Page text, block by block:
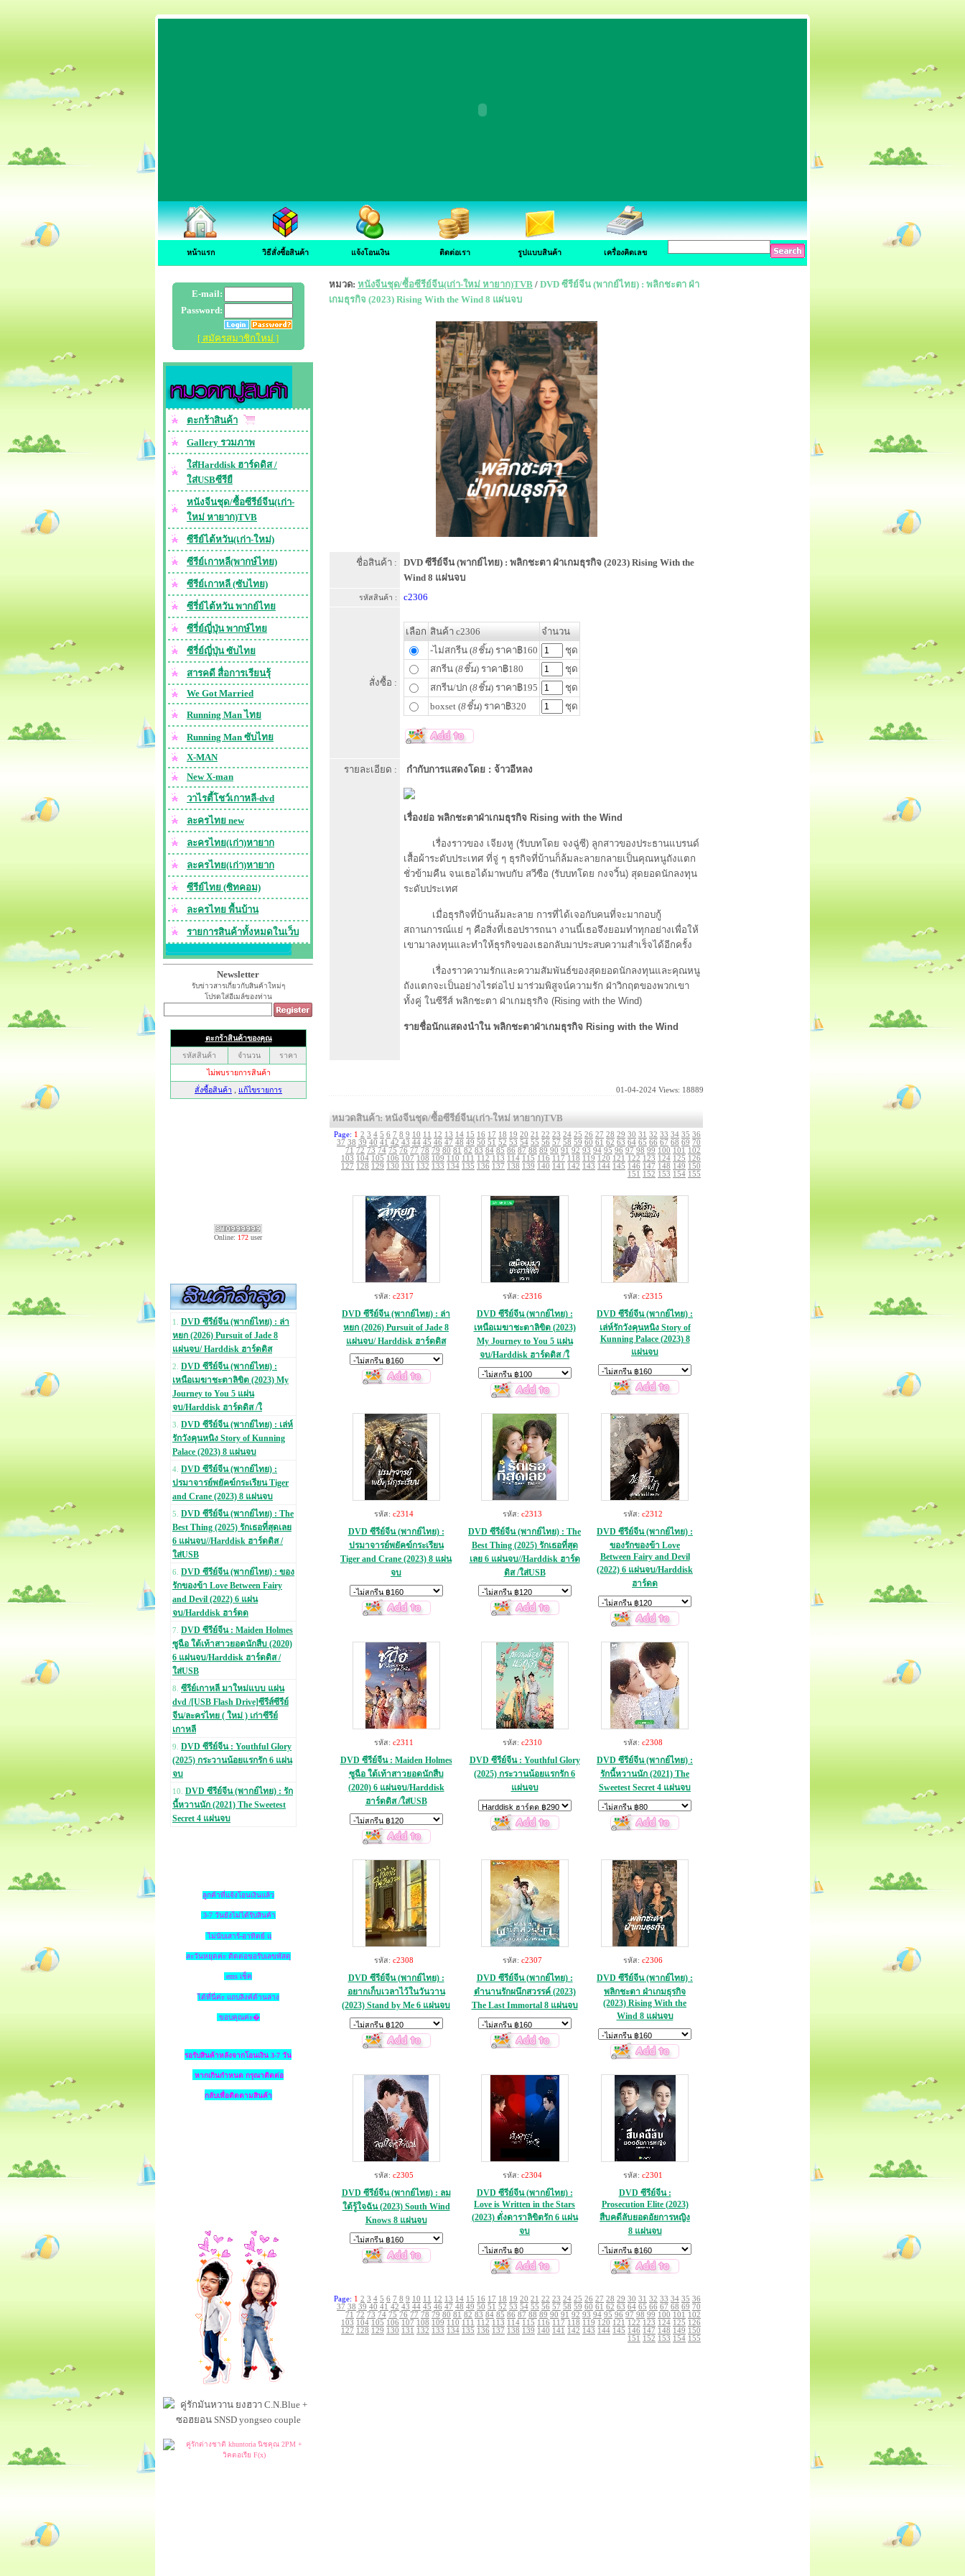
หน้าแรก วิธีสั่งซื้อสินค้า แจ้งโอนเงิน ติดต่อเรา รูปแบบสินค้า เครื่องคิดเลข
E-mail:
Password:
[ สมัครสมาชิกใหม่ ]
ตะกร้าสินค้า
Gallery รวมภาพ
ใส่Harddisk ฮาร์ดดิส /
ใส่USBซีรียื
หนังจีนชุด/ซื้อซีรีย์จีน(เก่า-
ใหม่ หายาก)TVB
ซีรีย์ไต้หวัน(เก่า-ใหม่)
ซีรีย์เกาหลี(พากษ์ไทย)
ซีรีย์เกาหลี (ซับไทย)
ซีรี่ย์ไต้หวัน พากย์ไทย
ซีรี่ย์ญี่ปุ่น พากษ์ไทย
ซีรี่ย์ญี่ปุ่น ซับไทย
สารคดี สื่อการเรียนรุ้
We Got Married
Running Man ไทย
Running Man ซับไทย
X-MAN
New X-man
วาไรตี้โชว์เกาหลี-dvd
ละครไทย new
ละครไทย(เก่า)หายาก
ละครไทย(เก่า)หายาก
ซีรีย์ไทย (ซิทคอม)
ละครไทย พื้นบ้าน
รายการสินค้าทั้งหมดในเว็บ
Newsletter
รับข่าวสารเกี่ยวกับสินค้าใหม่ๆ
โปรดใส่อีเมล์ของท่าน
Online: 172 user
1. DVD ซีรีย์จีน (พากย์ไทย) : ล่า
หยก (2026) Pursuit of Jade 8
แผ่นจบ/ Harddisk ฮาร์ดดิส
2. DVD ซีรีย์จีน (พากย์ไทย) :
เหนือเมฆาชะตาลิขิต (2023) My
Journey to You 5 แผ่น
จบ/Harddisk ฮาร์ดดิส /ใ
3. DVD ซีรีย์จีน (พากย์ไทย) : เล่ห์
รักวังคุนหนิง Story of Kunning
Palace (2023) 8 แผ่นจบ
4. DVD ซีรีย์จีน (พากย์ไทย) :
ปรมาจารย์พยัคฆ์กระเรียน Tiger
and Crane (2023) 8 แผ่นจบ
5. DVD ซีรีย์จีน (พากย์ไทย) : The
Best Thing (2025) รักเธอที่สุดเลย
6 แผ่นจบ//Harddisk ฮาร์ดดิส /
ใส่USB
6. DVD ซีรีย์จีน (พากย์ไทย) : ของ
รักของข้า Love Between Fairy
and Devil (2022) 6 แผ่น
จบ/Harddisk ฮาร์ดด
7. DVD ซีรีย์จีน : Maiden Holmes
ซูฉือ ใต้เท้าสาวยอดนักสืบ (2020)
6 แผ่นจบ/Harddisk ฮาร์ดดิส /
ใส่USB
8. ซีรีย์เกาหลี มาใหม่แบบ แผ่น
dvd /[USB Flash Drive]ซีรีส์ซีรีย์
จีน/ละครไทย ( ใหม่ ) เก่าซีรีย์
เกาหลี
9. DVD ซีรีย์จีน : Youthful Glory
(2025) กระวานน้อยแรกรัก 6 แผ่น
จบ
10. DVD ซีรีย์จีน (พากย์ไทย) : รัก
นี้หวานนัก (2021) The Sweetest
Secret 4 แผ่นจบ
ลูกค้าที่แจ้งโอนเงินแล้ว
3-7 วันยังไม่ได้รับสินค้า
ไม่นับเสาร์-อาทิตย์ แ
ละวันหยุดค่ะ ติดต่อขอรับเลขพัสดุ
ems เช็ค
ได้ที่นี่ค่ะ แถบลิงค์ด้านล่าง
ขอบคุณค่ะ�
รอรับสินค้าหลังจากโอนเงิน 3-7 วัน
หากเกินกำหนด กรุณาติดต่อ
กลับเพื่อติดตามสินค้า
หมวด: หนังจีนชุด/ซื้อซีรีย์จีน(เก่า-ใหม่ หายาก)TVB / DVD ซีรีย์จีน (พากย์ไทย) : พลิกชะตา ฝ่า
เกมธุรกิจ (2023) Rising With the Wind 8 แผ่นจบ
ชื่อสินค้า :
DVD ซีรีย์จีน (พากย์ไทย) : พลิกชะตา ฝ่าเกมธุรกิจ (2023) Rising With the
Wind 8 แผ่นจบ
รหัสสินค้า : c2306
สั่งซื้อ :
เลือก สินค้า c2306
จำนวน
-ไม่สกรีน (8ชิ้น) ราคา฿160
ชุด
สกรีน (8ชิ้น) ราคา฿180
ชุด
สกรีน/ปก (8ชิ้น) ราคา฿195
ชุด
boxset (8ชิ้น) ราคา฿320 ชุด
รายละเอียด : กำกับการแสดงโดย : จ้าวอีหลง
เรื่องย่อ พลิกชะตาฝ่าเกมธุรกิจ Rising with the Wind
เรื่องราวของ เจียงหู (รับบทโดย จงฉู่ซี) ลูกสาวของประธานแบรนด์
เสื้อผ้าระดับประเทศ ที่จู่ ๆ ธุรกิจที่บ้านก็ล้มละลายกลายเป็นคุณหนูถังแตก
ชั่วข้ามคืน จนเธอได้มาพบกับ สวีซือ (รับบทโดย กงจวิ้น) สุดยอดนักลงทุน
ระดับประเทศ
เมื่อธุรกิจที่บ้านล้มละลาย การที่ได้เจอกับคนที่จะมากอบกู้
สถานการณ์แย่ ๆ คือสิ่งที่เธอปรารถนา งานนี้เธอจึงยอมทำทุกอย่างเพื่อให้
เขามาลงทุนและทำให้ธุรกิจของเธอกลับมาประสบความสำเร็จได้อีกครั้ง
เรื่องราวความรักและความสัมพันธ์ของสุดยอดนักลงทุนและคุณหนู
ถังแตกจะเป็นอย่างไรต่อไป มาร่วมพิสูจน์ความรัก ฝ่าวิกฤตของพวกเขา
ทั้งคู่ ในซีรีส์ พลิกชะตา ฝ่าเกมธุรกิจ (Rising with the Wind)
รายชื่อนักแสดงนำใน พลิกชะตาฝ่าเกมธุรกิจ Rising with the Wind
01-04-2024 Views: 18889
หมวดสินค้า: หนังจีนชุด/ซื้อซีรีย์จีน(เก่า-ใหม่ หายาก)TVB
Page: 1 2 3 4 5 6 7 8 9 10 11 12 13 14 15 16 17 18 19 20 21 22 23 24 25 26 27 28 29 30 31 32 33 34 35 36
37 38 39 40 41 42 43 44 45 46 47 48 49 50 51 52 53 54 55 56 57 58 59 60 61 62 63 64 65 66 67 68 69 70
71 72 73 74 75 76 77 78 79 80 81 82 83 84 85 86 87 88 89 90 91 92 93 94 95 96 97 98 99 100 101
102
103 104 105 106 107 108 109 110 111 112 113 114 115 116 117 118 119 120 121 122 123 124 125 126
127 128 129 130 131 132 133 134 135 136 137 138 139 140 141 142 143 144 145 146 147 148 149 150
151
152 153 154 155
รหัส: c2317
DVD ซีรีย์จีน (พากย์ไทย) : ล่า
หยก (2026) Pursuit of Jade 8
แผ่นจบ/ Harddisk ฮาร์ดดิส
รหัส: c2316
DVD ซีรีย์จีน (พากย์ไทย) :
เหนือเมฆาชะตาลิขิต (2023)
My Journey to You 5 แผ่น
จบ/Harddisk ฮาร์ดดิส /ใ
รหัส: c2315
DVD ซีรีย์จีน (พากย์ไทย) :
เล่ห์รักวังคุนหนิง Story of
Kunning Palace (2023) 8
แผ่นจบ
รหัส: c2314
DVD ซีรีย์จีน (พากย์ไทย) :
ปรมาจารย์พยัคฆ์กระเรียน
Tiger and Crane (2023) 8 แผ่น
จบ
รหัส: c2313
DVD ซีรีย์จีน (พากย์ไทย) : The
Best Thing (2025) รักเธอที่สุด
เลย 6 แผ่นจบ//Harddisk ฮาร์ด
ดิส /ใส่USB
รหัส: c2312
DVD ซีรีย์จีน (พากย์ไทย) :
ของรักของข้า Love
Between Fairy and Devil
(2022) 6 แผ่นจบ/Harddisk
ฮาร์ดด
รหัส: c2311
DVD ซีรีย์จีน : Maiden Holmes
ซูฉือ ใต้เท้าสาวยอดนักสืบ
(2020) 6 แผ่นจบ/Harddisk
ฮาร์ดดิส /ใส่USB
รหัส: c2310
DVD ซีรีย์จีน : Youthful Glory
(2025) กระวานน้อยแรกรัก 6
แผ่นจบ
รหัส: c2308
DVD ซีรีย์จีน (พากย์ไทย) :
รักนี้หวานนัก (2021) The
Sweetest Secret 4 แผ่นจบ
รหัส: c2308
DVD ซีรีย์จีน (พากย์ไทย) :
อยากเก็บเวลาไว้ในวันวาน
(2023) Stand by Me 6 แผ่นจบ
รหัส: c2307
DVD ซีรีย์จีน (พากย์ไทย) :
ตำนานรักผนึกสวรรค์ (2023)
The Last Immortal 8 แผ่นจบ
รหัส: c2306
DVD ซีรีย์จีน (พากย์ไทย) :
พลิกชะตา ฝ่าเกมธุรกิจ
(2023) Rising With the
Wind 8 แผ่นจบ
รหัส: c2305
DVD ซีรีย์จีน (พากย์ไทย) : ลม
ใต้รู้ใจฉัน (2023) South Wind
Knows 8 แผ่นจบ
รหัส: c2304
DVD ซีรีย์จีน (พากย์ไทย) :
Love is Written in the Stars
(2023) ดั่งดาราลิขิตรัก 6 แผ่น
จบ
รหัส: c2301
DVD ซีรีย์จีน :
Prosecution Elite (2023)
สืบคดีลับยอดอัยการหญิง
8 แผ่นจบ
Page: 1 2 3 4 5 6 7 8 9 10 11 12 13 14 15 16 17 18 19 20 21 22 23 24 25 26 27 28 29 30 31 32 33 34 35 36
37 38 39 40 41 42 43 44 45 46 47 48 49 50 51 52 53 54 55 56 57 58 59 60 61 62 63 64 65 66 67 68 69 70
71 72 73 74 75 76 77 78 79 80 81 82 83 84 85 86 87 88 89 90 91 92 93 94 95 96 97 98 99 100 101
102
103 104 105 106 107 108 109 110 111 112 113 114 115 116 117 118 119 120 121 122 123 124 125 126
127 128 129 130 131 132 133 134 135 136 137 138 139 140 141 142 143 144 145 146 147 148 149 150
151
152 153 154 155